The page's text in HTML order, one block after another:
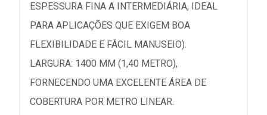
ESPESSURA FINA A INTERMEDIÁRIA, IDEAL
PARA APLICAÇÕES QUE EXIGEM BOA
FLEXIBILIDADE E FÁCIL MANUSEIO).
LARGURA: 1400 MM (1,40 METRO),
FORNECENDO UMA EXCELENTE ÁREA DE
COBERTURA POR METRO LINEAR.